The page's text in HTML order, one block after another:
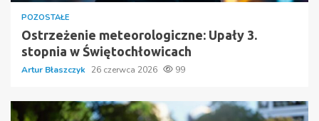
POZOSTAŁE
Ostrzeżenie meteorologiczne: Upały 3.
stopnia w Świętochłowicach
Artur Błaszczyk 26 czerwca 2026 99